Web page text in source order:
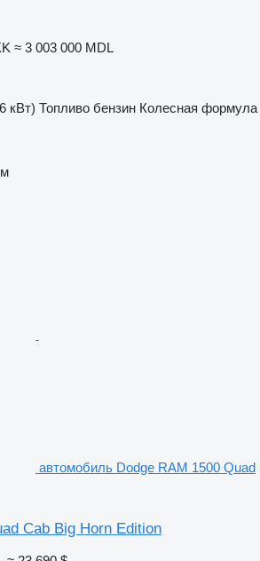
≈ 3 003 000 MDL
кВт) Топливо бензин Колесная формула
автомобиль Dodge RAM 1500 Quad
Cab Big Horn Edition